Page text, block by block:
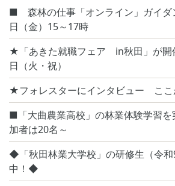
■ 森林の仕事「オンライン」ガイ
日（金）15～17時
★「あきた就職フェア in秋田」が開
日（火・祝）
★フォレスターにインタビュー ここ
■「大曲農業高校」の林業体験学習を
加者は20名～
◆「秋田林業大学校」の研修生（令
中！◆